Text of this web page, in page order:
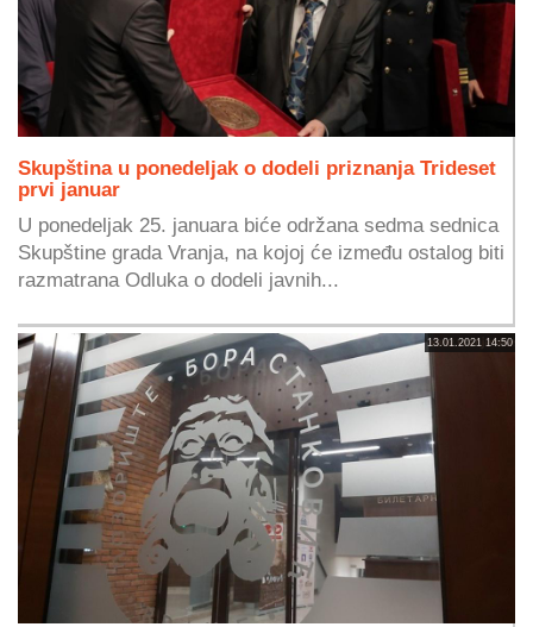
Skupština u ponedeljak o dodeli priznanja Trideset
prvi januar
U ponedeljak 25. januara biće održana sedma sednica
Skupštine grada Vranja, na kojoj će između ostalog biti
razmatrana Odluka o dodeli javnih...
13.01.2021 14:50